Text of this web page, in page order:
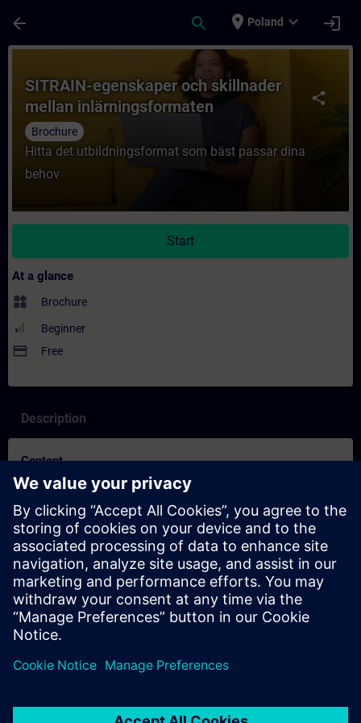
arrow_back search place Poland expand_more login
Course - SITRAIN-egenskaper och
share
SITRAIN-egenskaper och skillnader
mellan inlärningsformaten
Brochure
Hitta det utbildningsformat som bäst passar dina
behov
Start
At a glance
widgets Brochure
Beginner
payment Free
Description
Content
SITRAIN-egenskaper och skillnader mellan inlärningsformaten